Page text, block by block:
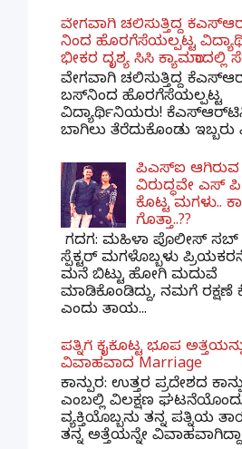
ವೇಗವಾಗಿ ಚಲಿಸುತ್ತಿದ್ದ
ನಿಂದ ಹೊರಗೆಸೆಯಲ್ಪಟ್ಟ
ಭೀಕರ ದೃಶ್ಯ ಸಿಸಿ ಕ್ಯಾಮರಾದಲ್ಲಿ
ವೇಗವಾಗಿ ಚಲಿಸುತ್ತಿದ್ದ
ಬಸ್‌ನಿಂದ ಹೊರಗೆಸೆಯಲ್ಪಟ್ಟ
ವಿದ್ಯಾರ್ಥಿನಿಯರು!
ಬಾಗಿಲು ತೆರೆದುಕೊಂಡು ಇಬ್ಬರು
ಪಿಎಸ್​ಐ
ವಿರುದ್ಧವೇ ಎಸ್
ಕೊಟ್ಟ ಮಗಳು..
ಗೊತ್ತಾ..??
ಗದಗ​: ಮಹಿಳಾ ಪೊಲೀಸ್​
ಸ್ಪೆಕ್ಟರ್​ ಮಗಳೊಬ್ಬಳು
ಮನೆ ಬಿಟ್ಟು ಹೋಗಿ ಮದುವೆ
ಮಾಡಿಕೊಂಡಿದ್ದು, ನಮಗೆ ರಕ್ಷಣೆ
ಎಂದು ತಾಯ...
ಪತ್ನಿಗೆ ಕೈಕೊಟ್ಟ ಭೂಪ
ವಿವಾಹವಾದ Marriage
ಕಾನ್ಪುರ: ಉತ್ತರ ಪ್ರದೇಶದ
ಎಂಬಲ್ಲಿ ವಿಲಕ್ಷಣ
ವ್ಯಕ್ತಿಯೊಬ್ಬನು ತನ್ನ ಪತ್ನಿಯ
ತನ್ನ ಅತ್ತೆಯನ್ನೇ